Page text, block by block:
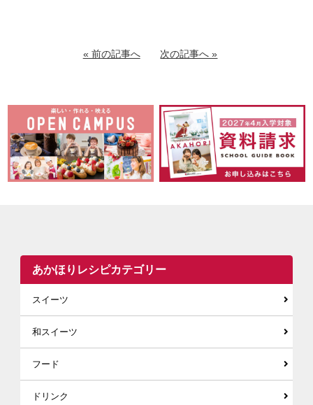
« 前の記事へ 次の記事へ »
あかほりレシピカテゴリー
スイーツ
和スイーツ
フード
ドリンク